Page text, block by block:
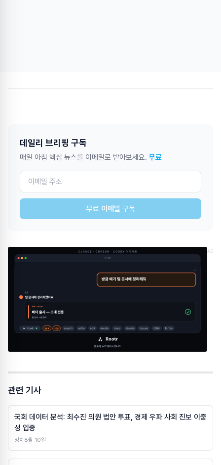
데일리 브리핑 구독
매일 아침 핵심 뉴스를 이메일로 받아보세요. 무료
무료 이메일 구독
AD
관련 기사
국회 데이터 분석: 최수진 의원 법안 투표, 경제 우파 사회 진보 이중
성 입증
정치 8월 10일